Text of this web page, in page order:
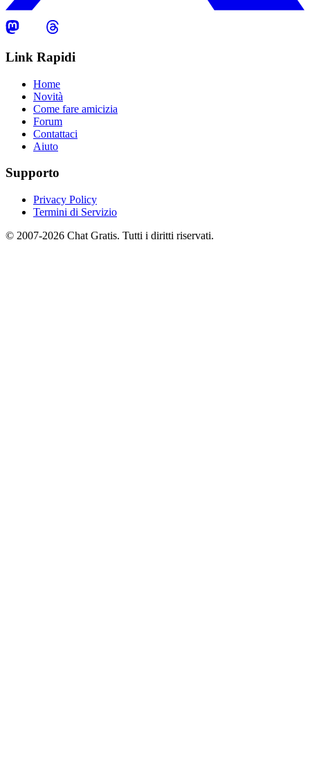
Link Rapidi
Home
Novità
Come fare amicizia
Forum
Contattaci
Aiuto
Supporto
Privacy Policy
Termini di Servizio
© 2007-2026 Chat Gratis. Tutti i diritti riservati.